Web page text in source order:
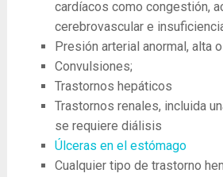
cardíacos como congestión,
cerebrovascular e
Presión arterial anormal, alta
Convulsiones;
Trastornos hepáticos
Trastornos renales, incluida
se requiere diálisis
Úlceras en el estómago
Cualquier tipo de trastorno